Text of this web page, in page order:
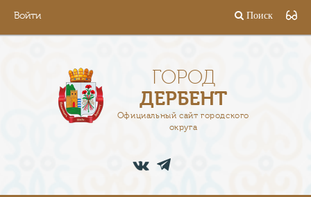
Войти Поиск
ГОРОД
ДЕРБЕНТ
Официальный сайт городского
округа
АДМИНИСТРАЦИЯ